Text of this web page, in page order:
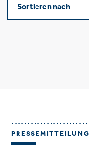
Sortieren nach
PRESSEMITTEILUNG